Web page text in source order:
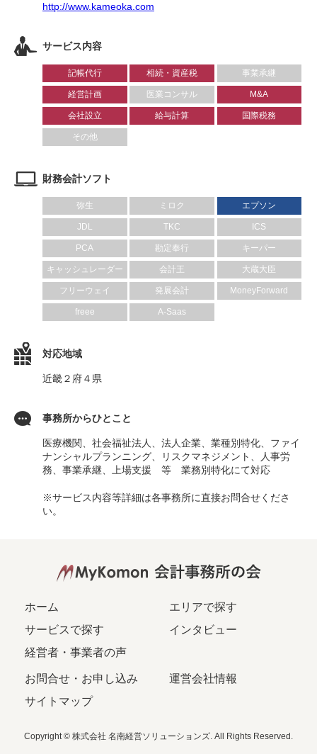
http://www.kameoka.com
サービス内容
記帳代行 相続・資産税 事業承継
経営計画 医業コンサル M&A
会社設立 給与計算 国際税務
その他
財務会計ソフト
弥生 ミロク エプソン
JDL TKC ICS
PCA 勘定奉行 キーパー
キャッシュレーダー 会計王 大蔵大臣
フリーウェイ 発展会計 MoneyForward
freee A-Saas
対応地域
近畿２府４県
事務所からひとこと
医療機関、社会福祉法人、法人企業、業種別特化、ファイ
ナンシャルプランニング、リスクマネジメント、人事労
務、事業承継、上場支援 等 業務別特化にて対応
※サービス内容等詳細は各事務所に直接お問合せくださ
い。
ホーム
エリアで探す
サービスで探す
インタビュー
経営者・事業者の声
お問合せ・お申し込み
運営会社情報
サイトマップ
Copyright © 株式会社 名南経営ソリューションズ. All Rights Reserved.